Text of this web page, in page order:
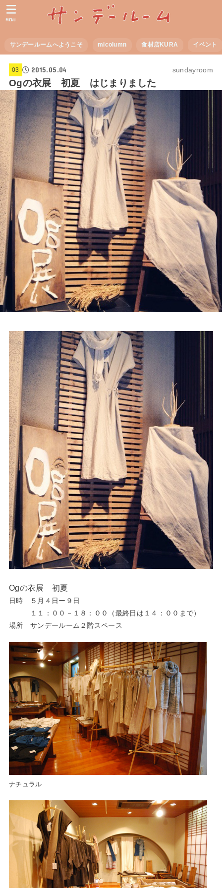
サンデールームへようこそ micolumn 食材店KURA イベント
MENU
03 2015.05.04 sundayroom
Ogの衣展 初夏 はじまりました
Ogの衣展 初夏
日時 ５月４日ー９日
１１：００－１８：００（最終日は１４：００まで）
場所 サンデールーム２階スペース
ナチュラル